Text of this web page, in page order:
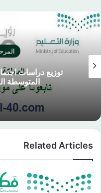
توزيع دراسات
المتوسطة
Related Articles